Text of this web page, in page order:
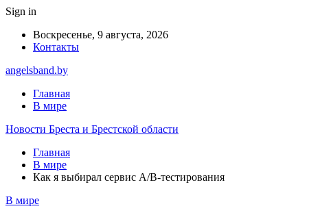
Sign in
Воскресенье, 9 августа, 2026
Контакты
angelsband.by
Главная
В мире
Новости Бреста и Брестской области
Главная
В мире
Как я выбирал сервис A/B-тестирования
В мире